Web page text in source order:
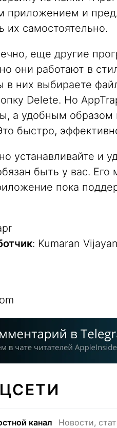
приложением и
их самостоятельно.
еще другие
они работают в
в них выбираете
Delete. Но
а удобным образом
быстро,
устанавливайте и
быть у вас. Его
пока
: Kumaran Vijayan
канал Новости,